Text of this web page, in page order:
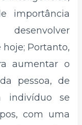
importância
Portanto,
aumentar o
pessoa, de
se
com uma